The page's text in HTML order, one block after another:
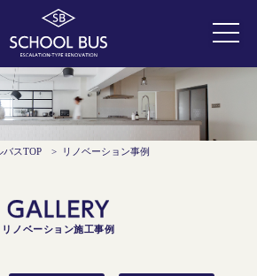
バスTOP > リノベーション事例
リノベーション施工事例